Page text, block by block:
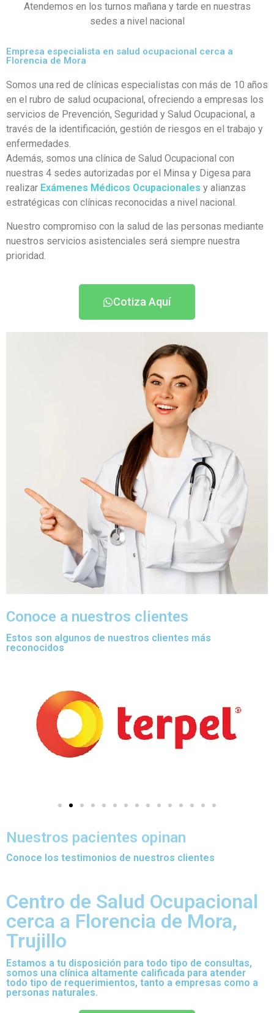
Atendemos en los turnos mañana y tarde en nuestras
sedes a nivel nacional
Empresa especialista en salud ocupacional cerca a
Florencia de Mora
Somos una red de clínicas especialistas con más de 10 años
en el rubro de salud ocupacional, ofreciendo a empresas los
servicios de Prevención, Seguridad y Salud Ocupacional, a
través de la identificación, gestión de riesgos en el trabajo y
enfermedades.
Además, somos una clínica de Salud Ocupacional con
nuestras 4 sedes autorizadas por el Minsa y Digesa para
realizar Exámenes Médicos Ocupacionales y alianzas
estratégicas con clínicas reconocidas a nivel nacional.
Nuestro compromiso con la salud de las personas mediante
nuestros servicios asistenciales será siempre nuestra
prioridad.
Cotiza Aquí
Conoce a nuestros clientes
Estos son algunos de nuestros clientes más
reconocidos
Nuestros pacientes opinan
Conoce los testimonios de nuestros clientes
Centro de Salud Ocupacional
cerca a Florencia de Mora,
Trujillo
Estamos a tu disposición para todo tipo de consultas,
somos una clínica altamente calificada para atender
todo tipo de requerimientos, tanto a empresas como a
personas naturales.